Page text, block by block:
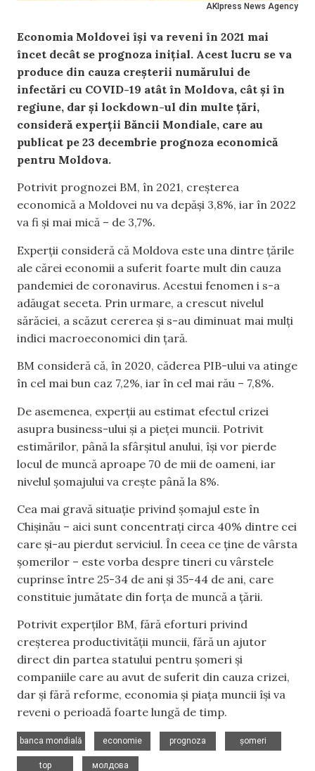
AKIpress News Agency
Economia Moldovei își va reveni în 2021 mai
încet decât se prognoza inițial. Acest lucru se va
produce din cauza creșterii numărului de
infectări cu COVID-19 atât în Moldova, cât și în
regiune, dar și lockdown-ul din multe țări,
consideră experții Băncii Mondiale, care au
publicat pe 23 decembrie prognoza economică
pentru Moldova.
Potrivit prognozei BM, în 2021, creșterea
economică a Moldovei nu va depăși 3,8%, iar în 2022
va fi și mai mică – de 3,7%.
Experții consideră că Moldova este una dintre țările
ale cărei economii a suferit foarte mult din cauza
pandemiei de coronavirus. Acestui fenomen i s-a
adăugat seceta. Prin urmare, a crescut nivelul
sărăciei, a scăzut cererea și s-au diminuat mai mulți
indici macroeconomici din țară.
BM consideră că, în 2020, căderea PIB-ului va atinge
în cel mai bun caz 7,2%, iar în cel mai rău – 7,8%.
De asemenea, experții au estimat efectul crizei
asupra business-ului și a pieței muncii. Potrivit
estimărilor, până la sfârșitul anului, își vor pierde
locul de muncă aproape 70 de mii de oameni, iar
nivelul șomajului va crește până la 8%.
Cea mai gravă situație privind șomajul este în
Chișinău – aici sunt concentrați circa 40% dintre cei
care și-au pierdut serviciul. În ceea ce ține de vârsta
șomerilor – este vorba despre tineri cu vârstele
cuprinse între 25-34 de ani și 35-44 de ani, care
constituie jumătate din forța de muncă a țării.
Potrivit experților BM, fără eforturi privind
creșterea productivității muncii, fără un ajutor
direct din partea statului pentru șomeri și
companiile care au avut de suferit din cauza crizei,
dar și fără reforme, economia și piața muncii își va
reveni o perioadă foarte lungă de timp.
banca mondială
economie
prognoza
șomeri
top
молдова